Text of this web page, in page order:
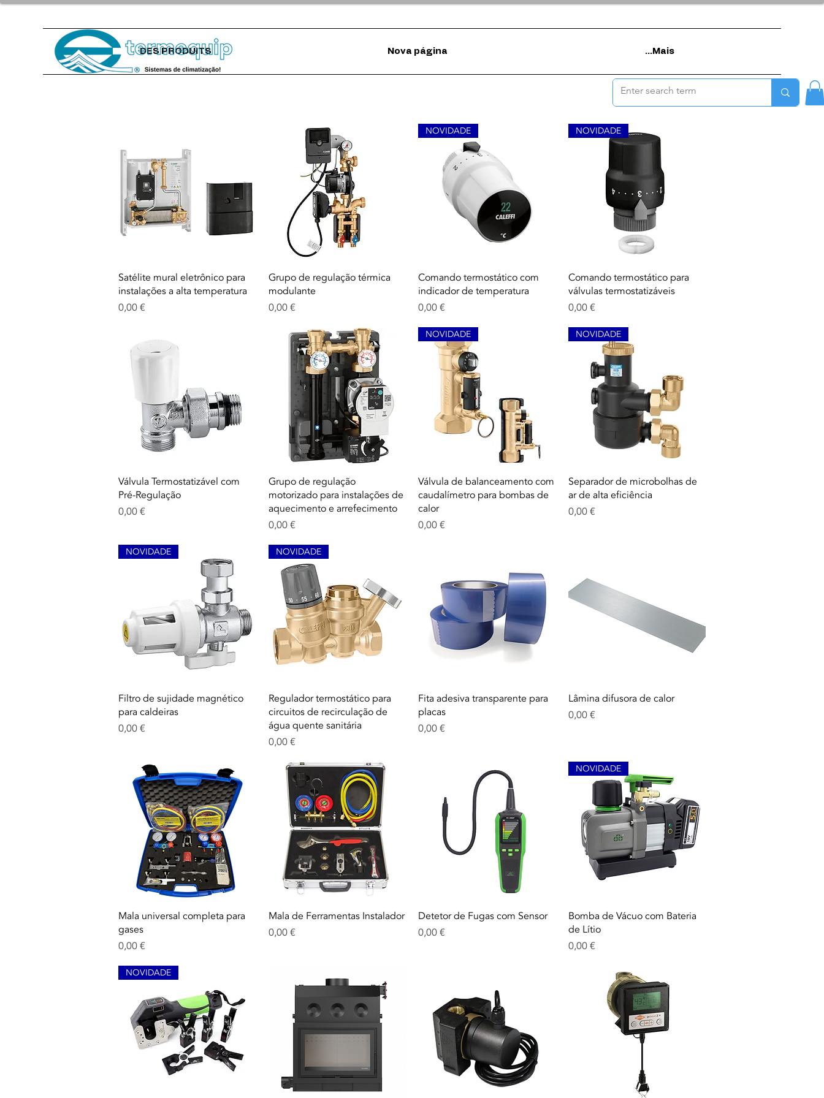
DES PRODUITS Nova página Mais...
Aperçu rapide
Satélite mural eletrônico para
instalações a alta temperatura
Prix
0,00 €
Aperçu rapide
Grupo de regulação térmica
modulante
Prix
0,00 €
Aperçu rapide
NOVIDADE
Comando termostático com
indicador de temperatura
Prix
0,00 €
Aperçu rapide
NOVIDADE
Comando termostático para
válvulas termostatizáveis
Prix
0,00 €
Aperçu rapide
Válvula Termostatizável com
Pré-Regulação
Prix
0,00 €
Aperçu rapide
Grupo de regulação
motorizado para instalações de
aquecimento e arrefecimento
Prix
0,00 €
Aperçu rapide
NOVIDADE
Válvula de balanceamento com
caudalímetro para bombas de
calor
Prix
0,00 €
Aperçu rapide
NOVIDADE
Separador de microbolhas de
ar de alta eficiência
Prix
0,00 €
Aperçu rapide
NOVIDADE
Filtro de sujidade magnético
para caldeiras
Prix
0,00 €
Aperçu rapide
NOVIDADE
Regulador termostático para
circuitos de recirculação de
água quente sanitária
Prix
0,00 €
Aperçu rapide
Fita adesiva transparente para
placas
Prix
0,00 €
Aperçu rapide
Lâmina difusora de calor
Prix
0,00 €
Aperçu rapide
Mala universal completa para
gases
Prix
0,00 €
Aperçu rapide
Mala de Ferramentas Instalador
Prix
0,00 €
Aperçu rapide
Detetor de Fugas com Sensor
Prix
0,00 €
Aperçu rapide
NOVIDADE
Bomba de Vácuo com Bateria
de Lítio
Prix
0,00 €
NOVIDADE